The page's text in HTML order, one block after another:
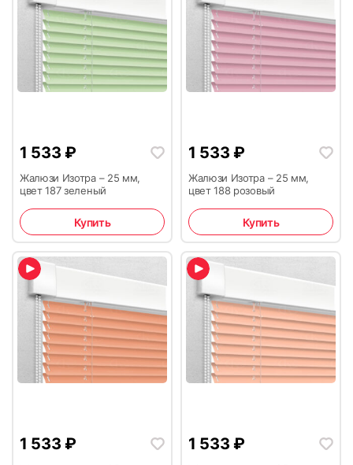
1 533 ₽
Жалюзи Изотра – 25 мм,
цвет 187 зеленый
Купить
1 533 ₽
Жалюзи Изотра – 25 мм,
цвет 188 розовый
Купить
1 533 ₽ 1 533 ₽